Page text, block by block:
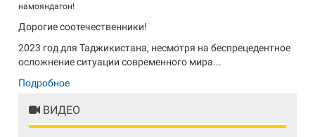
намояндагон!
Дорогие соотечественники!
2023 год для Таджикистана, несмотря на беспрецедентное
осложнение ситуации современного мира...
Подробное
ВИДЕО